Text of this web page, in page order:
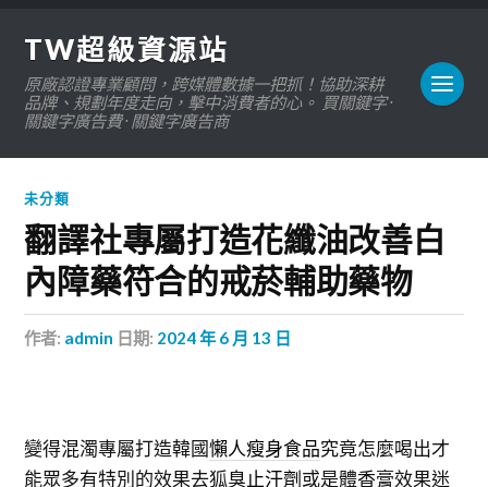
TW超級資源站
原廠認證專業顧問，跨媒體數據一把抓！協助深耕
品牌、規劃年度走向，擊中消費者的心。 買關鍵字 ·
關鍵字廣告費 · 關鍵字廣告商
未分類
翻譯社專屬打造花纖油改善白
內障藥符合的戒菸輔助藥物
作者: admin 日期: 2024 年 6 月 13 日
變得混濁專屬打造韓國懶人瘦身食品究竟怎麼喝出才
能眾多有特別的效果去狐臭止汗劑或是體香膏效果迷